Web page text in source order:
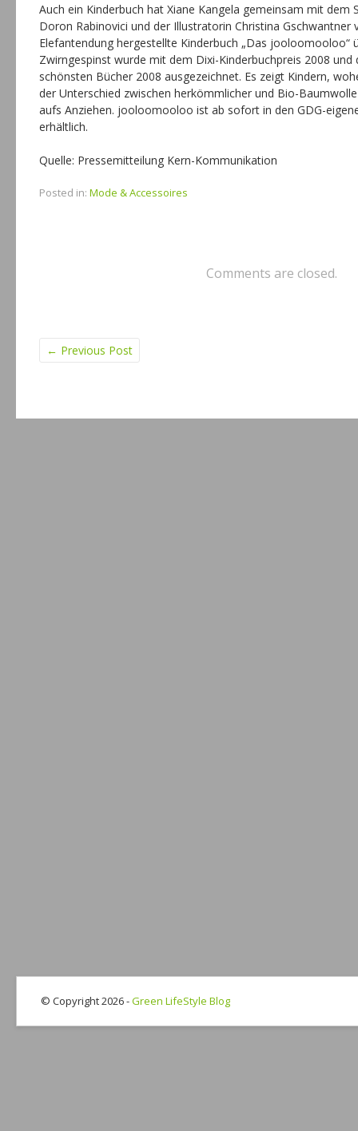
Auch ein Kinderbuch hat Xiane Kangela gemeinsam mit dem
Doron Rabinovici und der Illustratorin Christina Gschwantner
Elefantendung hergestellte Kinderbuch „Das jooloomooloo“
Zwirngespinst wurde mit dem Dixi-Kinderbuchpreis 2008 und
schönsten Bücher 2008 ausgezeichnet. Es zeigt Kindern,
der Unterschied zwischen herkömmlicher und Bio-
aufs Anziehen. jooloomooloo ist ab sofort in den GDG-
erhältlich.
Quelle: Pressemitteilung Kern-Kommunikation
Posted in: Mode & Accessoires
Comments are closed.
← Previous Post
© Copyright 2026 -Green LifeStyle Blog